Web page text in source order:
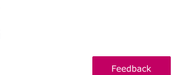
- U verlaat Rechtspraak.nl
- U verlaat Rechtspraak.nl
- U verlaat Rechtspraak.nl
Youtube - U verlaat Rechtspraak.nl
op LinkedIn - U verlaat
op de hoogte' nieuwsbrief - U verlaat